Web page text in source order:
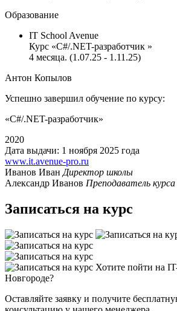
Образование
IT School Avenue
Курс «C#/.NET-разработчик »‎
4 месяца. (1.07.25 - 1.11.25)
Антон Копылов
Успешно завершил обучение по курсу:
«C#/.NET-разработчик»‎
2020
Дата выдачи: 1 ноября 2025 года
www.it.avenue-pro.ru
Иванов Иван Директор школы
Александр Иванов Преподаватель курса
Записаться на курс
Хотите пойти на
Новгороде?
Оставляйте заявку и получите